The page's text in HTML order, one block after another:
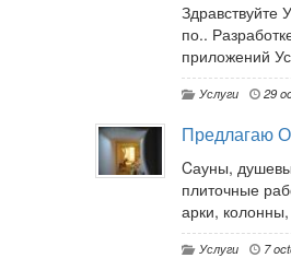
Здравствуйте
по..
приложений
Услуги 29
Предлагаю
Cауны,
плиточные
арки,
Услуги 7